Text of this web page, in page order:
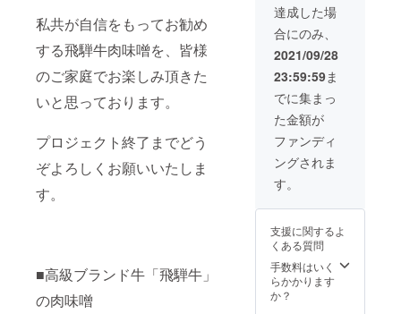
私共が自信をもってお勧め
する飛騨牛肉味噌を、皆様
のご家庭でお楽しみ頂きた
いと思っております。
プロジェクト終了までどう
ぞよろしくお願いいたしま
す。
■高級ブランド牛「飛騨牛」
の肉味噌
達成した場
合にのみ、
2021/09/28
23:59:59ま
でに集まっ
た金額が
ファンディ
ングされま
す。
支援に関するよ
くある質問
手数料はいく
らかかります
か？